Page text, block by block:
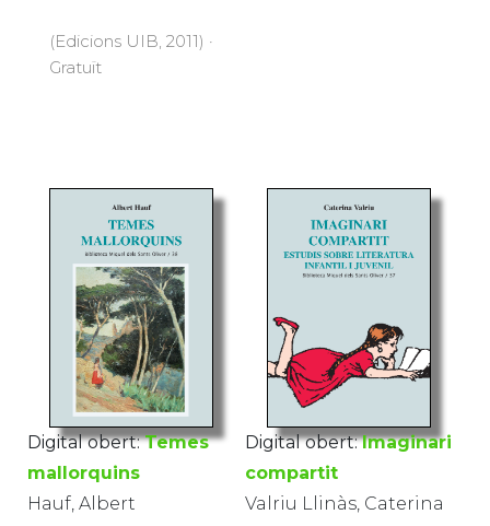
(Edicions UIB, 2011) ·
Gratuït
Digital obert: Temes
mallorquins
Hauf, Albert
Digital obert: Imaginari
compartit
Valriu Llinàs, Caterina